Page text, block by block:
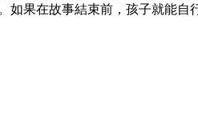
如果在故事結束前，孩子就能自